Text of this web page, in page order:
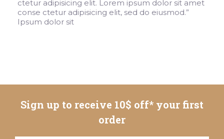
ctetur adipisicing elit. Lorem ipsum dolor sit amet
conse ctetur adipisicing elit, sed do eiusmod.”
Ipsum dolor sit
Sign up to receive 10$ off* your first
order